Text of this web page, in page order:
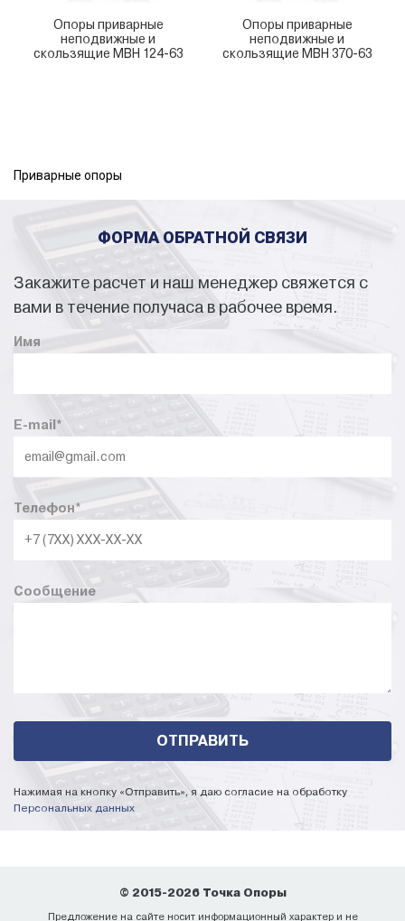
Опоры приварные
неподвижные и
скользящие МВН 124-63
Опоры приварные
неподвижные и
скользящие МВН 370-63
Приварные опоры
ФОРМА ОБРАТНОЙ СВЯЗИ
Закажите расчет и наш менеджер свяжется с
вами в течение получаса в рабочее время.
Имя
E-mail *
Телефон*
Сообщение
Нажимая на кнопку «Отправить», я даю согласие на обработку
Персональных данных
© 2015-2026 Точка Опоры
Предложение на сайте носит информационный характер и не